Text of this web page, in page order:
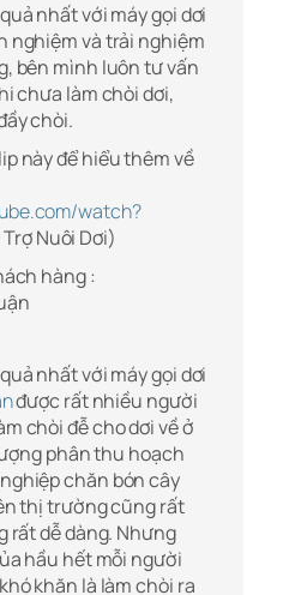
nhất với máy gọi dơi
nghiệm và trải nghiệm
bên mình luôn tư vấn
chưa làm chòi dơi,
chòi.
này để hiểu thêm về
watch?
Trợ Nuôi Dơi)
hàng :
nhất với máy gọi dơi
được rất nhiều người
chòi đễ cho dơi về ở
phân thu hoạch
chăn bón cây
thị trường cũng rất
dễ dàng. Nhưng
hầu hết mỗi người
khăn là làm chòi ra